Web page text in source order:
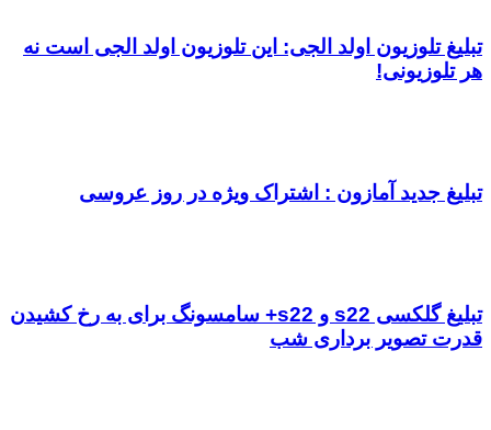
تبلیغ تلوزیون اولد الجی: این تلوزیون اولد الجی است نه
هر تلوزیونی!
تبلیغ جدید آمازون : اشتراک ویژه در روز عروسی
تبلیغ گلکسی s22 و s22+ سامسونگ برای به رخ کشیدن
قدرت تصویر برداری شب